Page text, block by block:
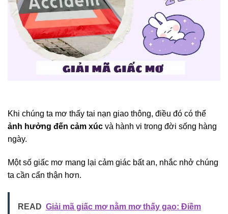
Khi chúng ta mơ thấy tai nạn giao thông, điều đó có thể
ảnh hưởng đến cảm xúc và hành vi trong đời sống hàng
ngày.
Một số giấc mơ mang lại cảm giác bất an, nhắc nhở chúng
ta cần cẩn thận hơn.
READ Giải mã giấc mơ nằm mơ thấy gạo: Điềm